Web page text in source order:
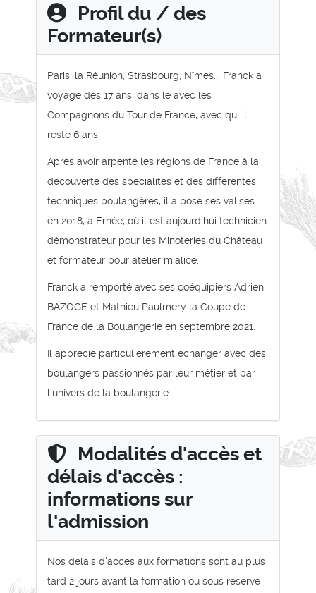
Profil du / des
Formateur(s)
Paris, la Réunion, Strasbourg, Nîmes... Franck a
voyagé dès 17 ans, dans le avec les
Compagnons du Tour de France, avec qui il
reste 6 ans.
Après avoir arpenté les régions de France à la
découverte des spécialités et des différentes
techniques boulangères, il a posé ses valises
en 2018, à Ernée, où il est aujourd'hui technicien
démonstrateur pour les Minoteries du Château
et formateur pour atelier m'alice.
Franck a remporté avec ses coéquipiers Adrien
BAZOGE et Mathieu Paulmery la Coupe de
France de la Boulangerie en septembre 2021.
Il apprécie particulièrement échanger avec des
boulangers passionnés par leur métier et par
l'univers de la boulangerie.
Modalités d'accès et
délais d'accès :
informations sur
l'admission
Nos délais d'accès aux formations sont au plus
tard 2 jours avant la formation ou sous réserve